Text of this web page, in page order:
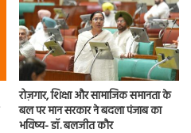
रोज़गार, शिक्षा और सामाजिक समानता के
बल पर मान सरकार ने बदला पंजाब का
भविष्य- डॉ. बलजीत कौर